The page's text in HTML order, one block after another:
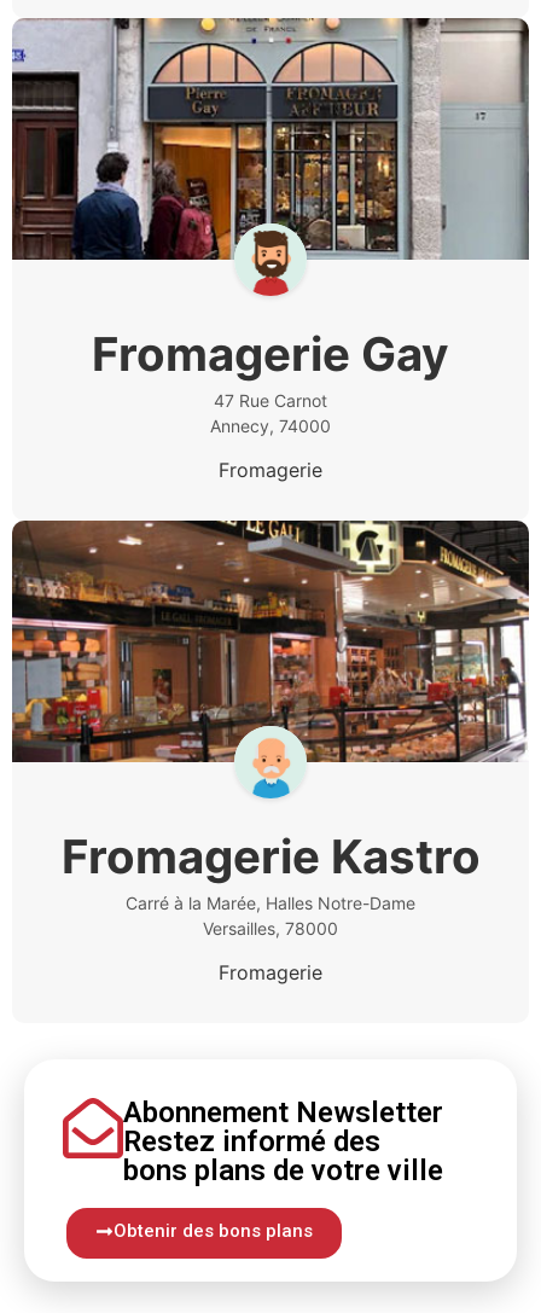
Fromagerie Gay
47 Rue Carnot
Annecy, 74000
Fromagerie
Fromagerie Kastro
Carré à la Marée, Halles Notre-Dame
Versailles, 78000
Fromagerie
Abonnement Newsletter
Restez informé des
bons plans de votre ville
Obtenir des bons plans